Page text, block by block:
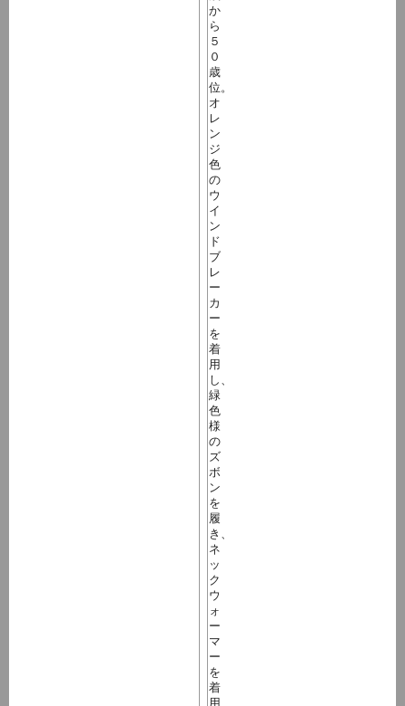
か
ら
５
０
歳
位。
オ
レ
ン
ジ
色
の
ウ
イ
ン
ド
ブ
レ
ー
カ
ー
を
着
用
し、
緑
色
様
の
ズ
ボ
ン
を
履
き、
ネ
ッ
ク
ウ
ォ
ー
マ
ー
を
着
用